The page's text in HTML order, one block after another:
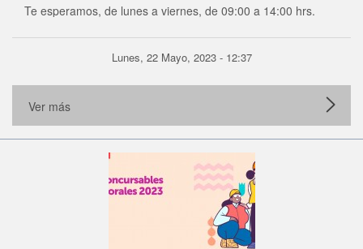
Te esperamos, de lunes a viernes, de 09:00 a 14:00 hrs.
Lunes, 22 Mayo, 2023 - 12:37
Ver más